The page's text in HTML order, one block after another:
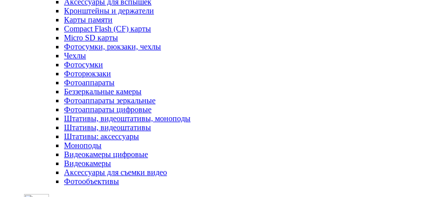
Аксесcуары для вспышек
Кронштейны и держатели
Карты памяти
Compact Flash (CF) карты
Micro SD карты
Фотосумки, рюкзаки, чехлы
Чехлы
Фотосумки
Фоторюкзаки
Фотоаппараты
Беззеркальные камеры
Фотоаппараты зеркальные
Фотоаппараты цифровые
Штативы, видеоштативы, моноподы
Штативы, видеоштативы
Штативы: аксессуары
Моноподы
Видеокамеры цифровые
Видеокамеры
Аксессуары для съемки видео
Фотообъективы